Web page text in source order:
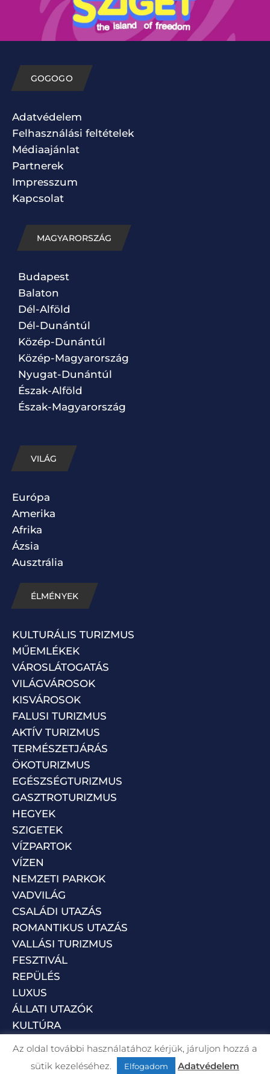
GOGOGO
Adatvédelem
Felhasználási feltételek
Médiaajánlat
Partnerek
Impresszum
Kapcsolat
MAGYARORSZÁG
Budapest
Balaton
Dél-Alföld
Dél-Dunántúl
Közép-Dunántúl
Közép-Magyarország
Nyugat-Dunántúl
Észak-Alföld
Észak-Magyarország
VILÁG
Európa
Amerika
Afrika
Ázsia
Ausztrália
ÉLMÉNYEK
KULTURÁLIS TURIZMUS
MŰEMLÉKEK
VÁROSLÁTOGATÁS
VILÁGVÁROSOK
KISVÁROSOK
FALUSI TURIZMUS
AKTÍV TURIZMUS
TERMÉSZETJÁRÁS
ÖKOTURIZMUS
EGÉSZSÉGTURIZMUS
GASZTROTURIZMUS
HEGYEK
SZIGETEK
VÍZPARTOK
VÍZEN
NEMZETI PARKOK
VADVILÁG
CSALÁDI UTAZÁS
ROMANTIKUS UTAZÁS
VALLÁSI TURIZMUS
FESZTIVÁL
REPÜLÉS
LUXUS
ÁLLATI UTAZÓK
KULTÚRA
Az oldal további használatához kérjük, járuljon hozzá a
sütik kezeléséhez.
Elfogadom Adatvédelem